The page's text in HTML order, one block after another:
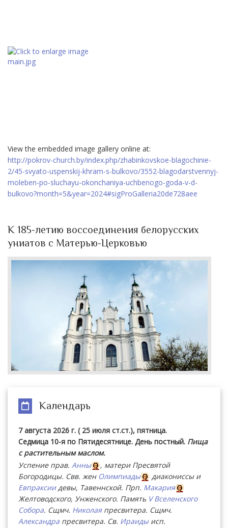
View the embedded image gallery online at:
http://pokrov-church.by/index.php/zhabinkovskoe-blagochinie-
2/45-svyato-uspenskij-khram-s-bulkovo/3552-blagodarstvennyj-
moleben-po-sluchayu-okonchaniya-uchbenogo-goda-v-d-
bulkovo?month=5&year=2024#sigProGalleria20de728aee
К 185-летию воссоединения белорусских
униатов с Матерью-Церковью
Календарь
7 августа 2026 г. ( 25 июля ст.ст.), пятница.
Седмица 10-я по Пятидесятнице. День постный. Пища
с растительным маслом.
Успение прав. Анны
, матери Пресвятой
Богородицы. Свв. жен Олимпиады
диакониссы и
Евпраксиидевы, Тавеннской. Прп. Макария
Желтоводского, Унженского. Память V Вселенского
Собора. Сщмч. Николаяпресвитера. Сщмч.
Александра пресвитера. Св. Ираидыисп.